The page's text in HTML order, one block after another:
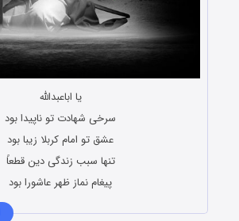
یا اباعبدالله
سرخی شهادت تو ناپیدا بود
عشق تو امام کربلا زیبا بود
تنها سبب زندگی دین قطعاً
پیغام نماز ظهر عاشورا بود